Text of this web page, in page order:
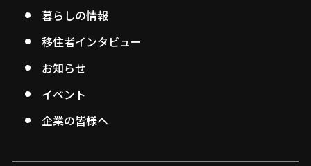
暮らしの情報
移住者インタビュー
お知らせ
イベント
企業の皆様へ